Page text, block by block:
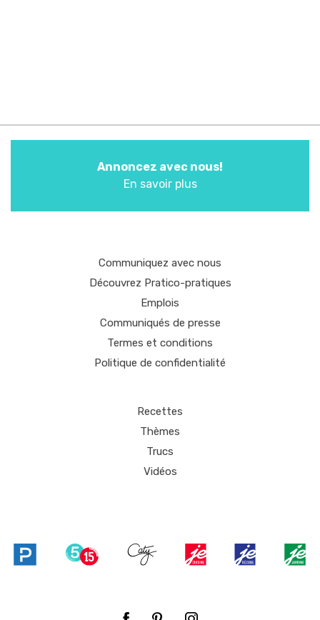
Annoncez avec nous!
En savoir plus
Communiquez avec nous
Découvrez Pratico-pratiques
Emplois
Communiqués de presse
Termes et conditions
Politique de confidentialité
Recettes
Thèmes
Trucs
Vidéos